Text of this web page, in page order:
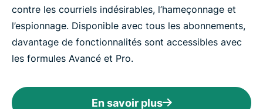
contre les courriels indésirables, l’hameçonnage et
l’espionnage. Disponible avec tous les abonnements,
davantage de fonctionnalités sont accessibles avec
les formules Avancé et Pro.
En savoir plus